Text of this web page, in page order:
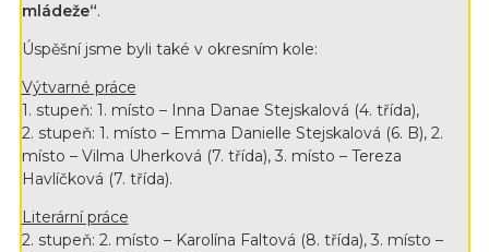
mládeže“.
Úspěšní jsme byli také v okresním kole:
Výtvarné práce
1. stupeň: 1. místo – Inna Danae Stejskalová (4. třída),
2. stupeň: 1. místo – Emma Danielle Stejskalová (6. B), 2.
místo – Vilma Uherková (7. třída), 3. místo – Tereza
Havlíčková (7. třída).
Literární práce
2. stupeň: 2. místo – Karolína Faltová (8. třída), 3. místo –